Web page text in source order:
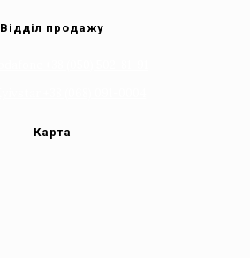
Відділ продажу
Карта